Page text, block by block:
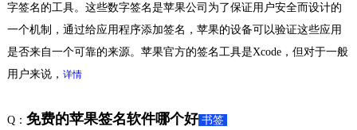
字签名的工具。这些数字签名是苹果公司为了保证用户安全而设计的
一个机制，通过给应用程序添加签名，苹果的设备可以验证这些应用
是否来自一个可靠的来源。苹果官方的签名工具是Xcode，但对于一般
用户来说， 详情
Q： 免费的苹果签名软件哪个好 书签